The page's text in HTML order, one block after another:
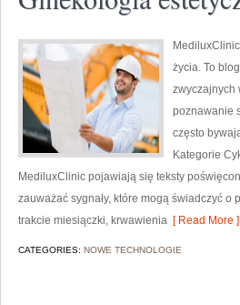
życia. To
zwyczajnych
poznawanie
często
Kategorie
MediluxClinic pojawiają się teksty
zauważać sygnały, które mogą świadczyć
trakcie miesiączki, krwawienia [ Read More ]
CATEGORIES: NOWE TECHNOLOGIE